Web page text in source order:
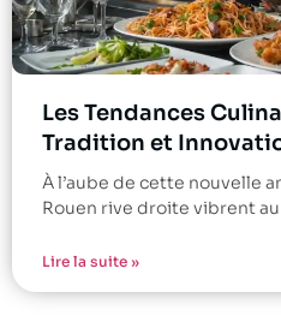
Les Tendances
Tradition et
À l’aube de cette nouvelle
Rouen rive droite vibrent au
Lire la suite »